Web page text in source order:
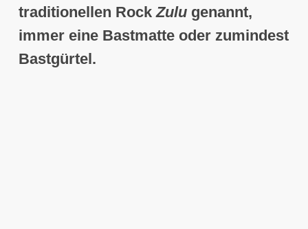
traditionellen RockZulugenannt,
immer eine Bastmatte oder zumindest
Bastgürtel.